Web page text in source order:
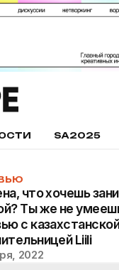
SA2025
что хочешь
Ты же не
с
Liili
2022